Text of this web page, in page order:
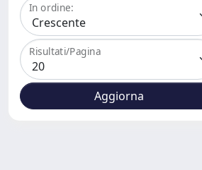
In ordine:
Risultati/Pagina